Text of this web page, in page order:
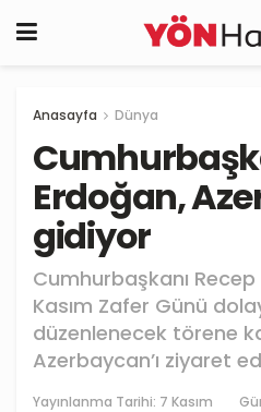
Anasayfa Dünya
Erdoğan,
gidiyor
Cumhurbaşkanı
Kasım Zafer Günü
düzenlenecek törene
Azerbaycan’ı ziyaret
Yayınlanma Tarihi: 7 Kasım